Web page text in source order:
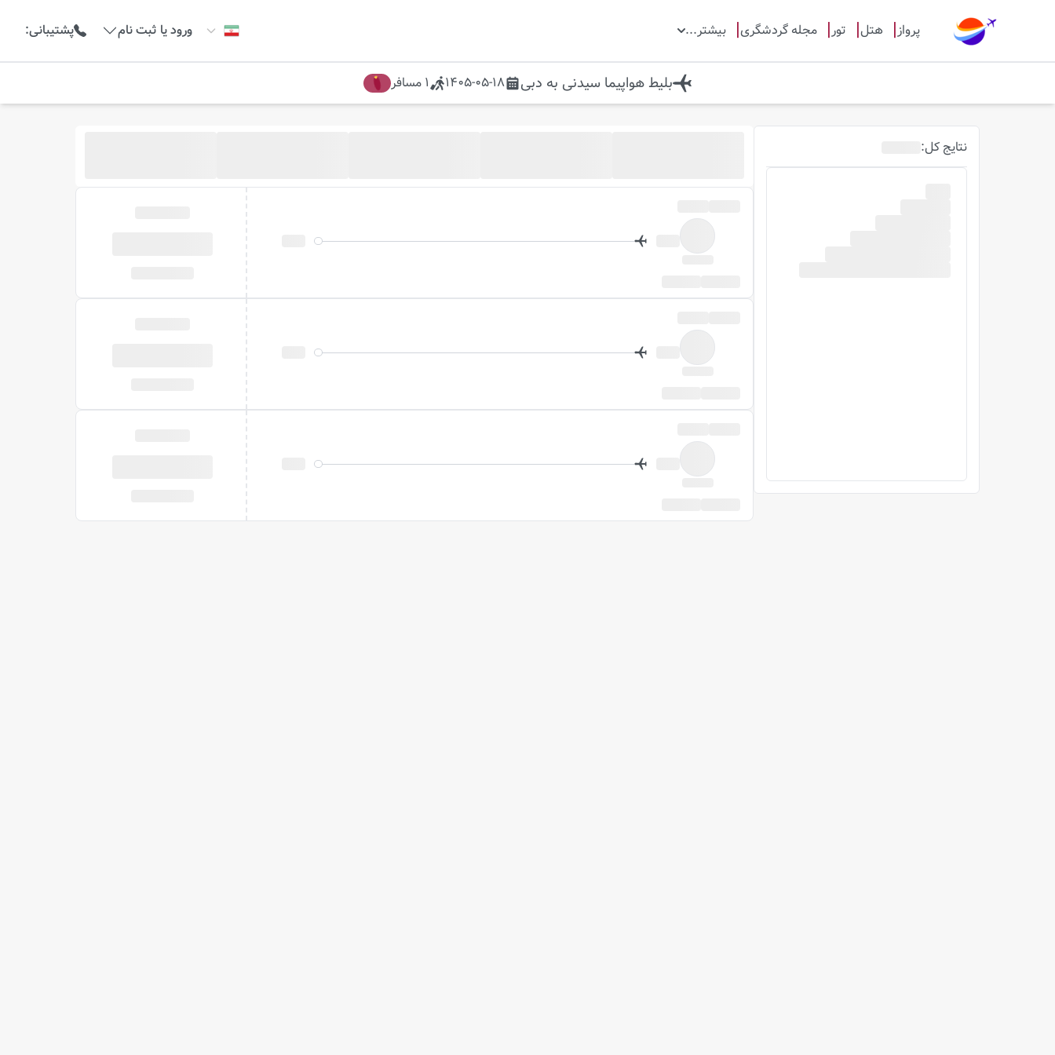
پرواز هتل تور مجله گردشگری بیشتر... ورود یا ثبت نام پشتیبانی:
بلیط هواپیما سیدنی به دبی 1405-05-18
1 مسافر
نتایج کل: